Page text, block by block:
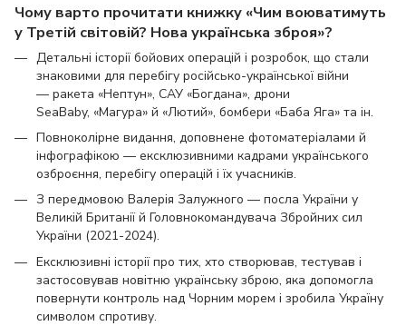
Чому варто прочитати книжку «Чим воюватимуть
у Третій світовій? Нова українська зброя»?
Детальні історії бойових операцій і розробок, що стали
знаковими для перебігу російсько-української війни
— ракета «Нептун», САУ «Богдана», дрони
SeaBaby, «Магура» й «Лютий», бомбери «Баба Яга» та ін.
Повноколірне видання, доповнене фотоматеріалами й
інфографікою — ексклюзивними кадрами українського
озброєння, перебігу операцій і їх учасників.
З передмовою Валерія Залужного — посла України у
Великій Британії й Головнокомандувача Збройних сил
України (2021-2024).
Ексклюзивні історії про тих, хто створював, тестував і
застосовував новітню українську зброю, яка допомогла
повернути контроль над Чорним морем і зробила Україну
символом спротиву.